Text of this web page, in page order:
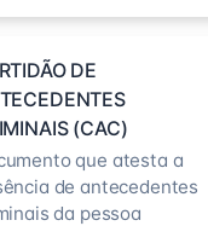
DE
(CAC)
que atesta a
de antecedentes
da pessoa